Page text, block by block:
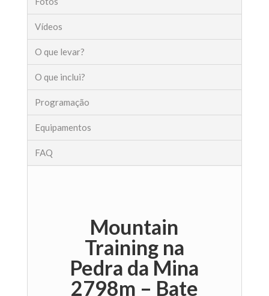
Vídeos
O que levar?
O que inclui?
Programação
Equipamentos
FAQ
Mountain
Training na
Pedra da Mina
2798m – Bate